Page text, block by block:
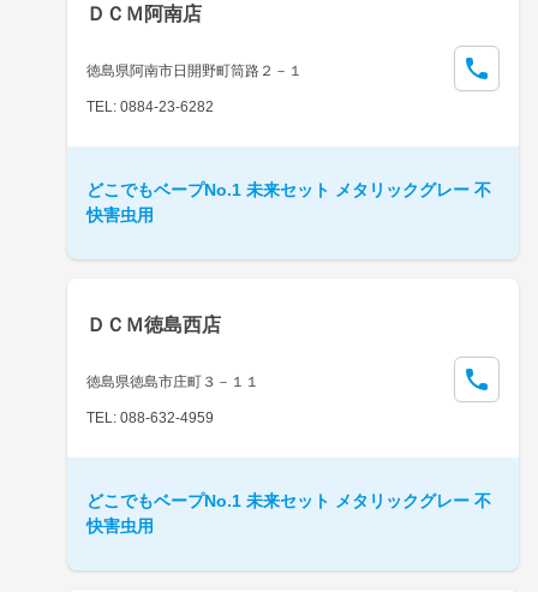
ＤＣＭ阿南店
徳島県阿南市日開野町筒路２－１
TEL: 0884-23-6282
どこでもベープNo.1 未来セット メタリックグレー 不
快害虫用
ＤＣＭ徳島西店
徳島県徳島市庄町３－１１
TEL: 088-632-4959
どこでもベープNo.1 未来セット メタリックグレー 不
快害虫用